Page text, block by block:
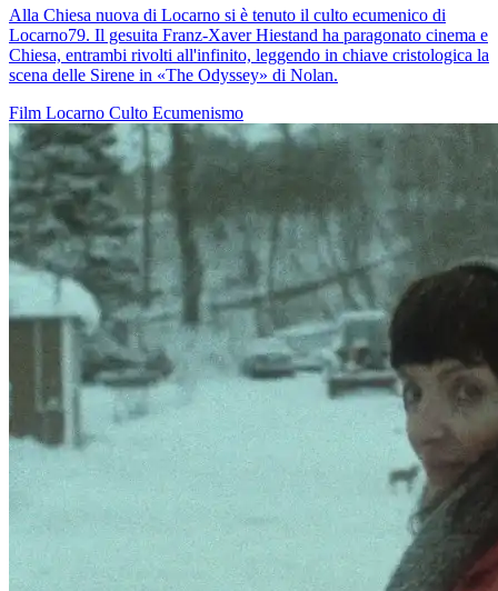
Alla Chiesa nuova di Locarno si è tenuto il culto ecumenico di
Locarno79. Il gesuita Franz-Xaver Hiestand ha paragonato cinema e
Chiesa, entrambi rivolti all'infinito, leggendo in chiave cristologica la
scena delle Sirene in «The Odyssey» di Nolan.
Film Locarno Culto Ecumenismo